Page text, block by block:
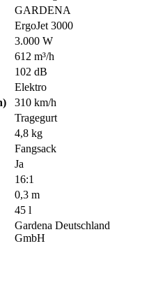
GARDENA
ErgoJet 3000
3.000 W
612 m³/h
102 dB
Elektro
310 km/h
Tragegurt
4,8 kg
Fangsack
Ja
16:1
0,3 m
45 l
Gardena Deutschland
GmbH